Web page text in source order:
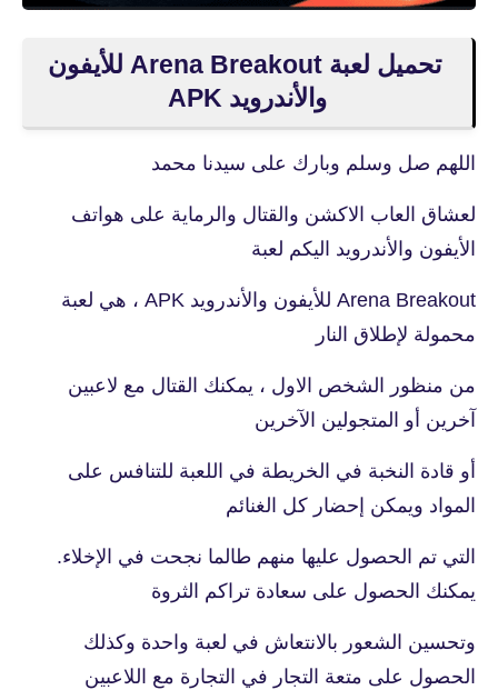
تحميل لعبة Arena Breakout للأيفون
والأندرويد APK
اللهم صل وسلم وبارك على سيدنا محمد
لعشاق العاب الاكشن والقتال والرماية على هواتف
الأيفون والأندرويد اليكم لعبة
Arena Breakout للأيفون والأندرويد APK ، هي لعبة
محمولة لإطلاق النار
من منظور الشخص الاول ، يمكنك القتال مع لاعبين
آخرين أو المتجولين الآخرين
أو قادة النخبة في الخريطة في اللعبة للتنافس على
المواد ويمكن إحضار كل الغنائم
التي تم الحصول عليها منهم طالما نجحت في الإخلاء.
يمكنك الحصول على سعادة تراكم الثروة
وتحسين الشعور بالانتعاش في لعبة واحدة وكذلك
الحصول على متعة التجار في التجارة مع اللاعبين